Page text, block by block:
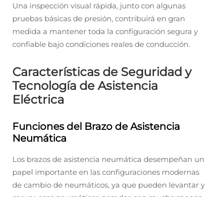
Una inspección visual rápida, junto con algunas
pruebas básicas de presión, contribuirá en gran
medida a mantener toda la configuración segura y
confiable bajo condiciones reales de conducción.
Características de Seguridad y
Tecnología de Asistencia
Eléctrica
Funciones del Brazo de Asistencia
Neumática
Los brazos de asistencia neumática desempeñan un
papel importante en las configuraciones modernas
de cambio de neumáticos, ya que pueden levantar y